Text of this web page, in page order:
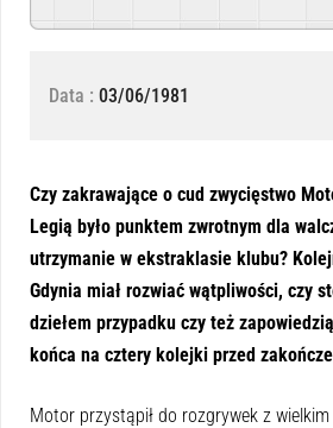
Data : 03/06/1981
Czy zakrawające o cud zwycięstwo
Legią było punktem zwrotnym dla
utrzymanie w ekstraklasie klubu?
Gdynia miał rozwiać wątpliwości, czy
dziełem przypadku czy też
końca na cztery kolejki przed
Motor przystąpił do rozgrywek z